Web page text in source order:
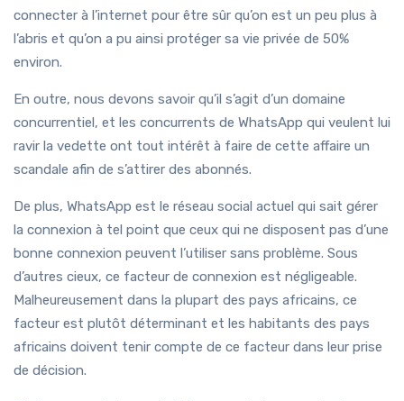
connecter à l’internet pour être sûr qu’on est un peu plus à
l’abris et qu’on a pu ainsi protéger sa vie privée de 50%
environ.
En outre, nous devons savoir qu’il s’agit d’un domaine
concurrentiel, et les concurrents de WhatsApp qui veulent lui
ravir la vedette ont tout intérêt à faire de cette affaire un
scandale afin de s’attirer des abonnés.
De plus, WhatsApp est le réseau social actuel qui sait gérer
la connexion à tel point que ceux qui ne disposent pas d’une
bonne connexion peuvent l’utiliser sans problème. Sous
d’autres cieux, ce facteur de connexion est négligeable.
Malheureusement dans la plupart des pays africains, ce
facteur est plutôt déterminant et les habitants des pays
africains doivent tenir compte de ce facteur dans leur prise
de décision.